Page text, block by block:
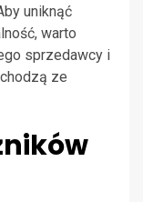
uniknąć
warto
sprzedawcy i
ze